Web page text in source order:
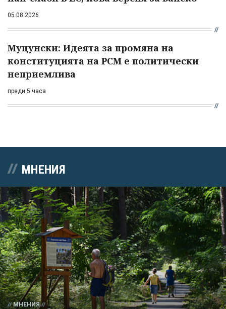
05.08.2026
Муцунски: Идеята за промяна на
конституцията на РСМ е политически
неприемлива
преди 5 часа
МНЕНИЯ
МНЕНИЯ